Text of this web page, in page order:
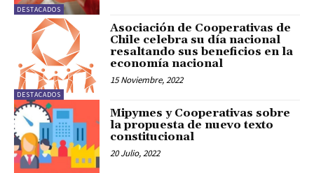
DESTACADOS
DESTACADOS
Asociación de Cooperativas de
Chile celebra su día nacional
resaltando sus beneficios en la
economía nacional
15 Noviembre, 2022
Mipymes y Cooperativas sobre
la propuesta de nuevo texto
constitucional
20 Julio, 2022